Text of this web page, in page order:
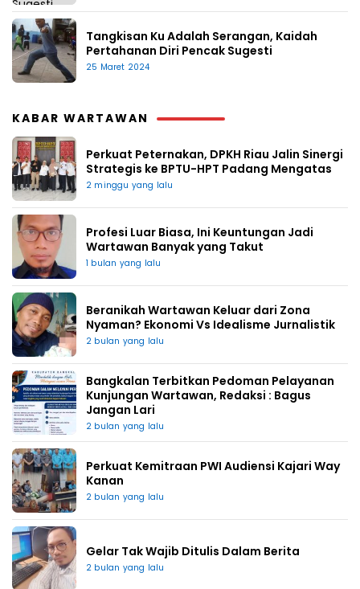
Tangkisan Ku Adalah Serangan, Kaidah
Pertahanan Diri Pencak Sugesti
25 Maret 2024
KABAR WARTAWAN
Perkuat Peternakan, DPKH Riau Jalin Sinergi
Strategis ke BPTU-HPT Padang Mengatas
2 minggu yang lalu
Profesi Luar Biasa, Ini Keuntungan Jadi
Wartawan Banyak yang Takut
1 bulan yang lalu
Beranikah Wartawan Keluar dari Zona
Nyaman? Ekonomi Vs Idealisme Jurnalistik
2 bulan yang lalu
Bangkalan Terbitkan Pedoman Pelayanan
Kunjungan Wartawan, Redaksi : Bagus
Jangan Lari
2 bulan yang lalu
Perkuat Kemitraan PWI Audiensi Kajari Way
Kanan
2 bulan yang lalu
Gelar Tak Wajib Ditulis Dalam Berita
2 bulan yang lalu